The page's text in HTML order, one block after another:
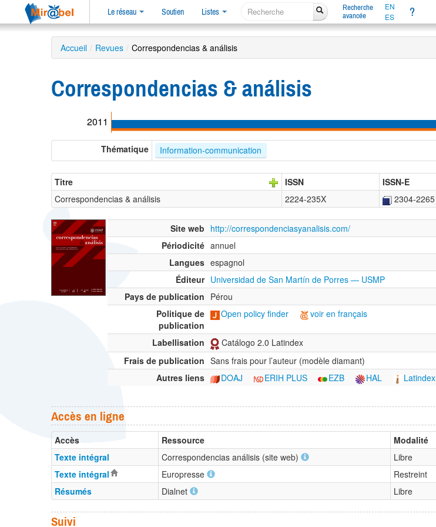
Le réseau Soutien Listes
Recherche
avancée
EN
ES
?
Accueil / Revues / Correspondencias & análisis
Correspondencias & análisis
2011
Thématique Information-communication
Titre ISSN ISSN-E
Correspondencias & análisis
2224-235X 2304-2265
Site web http://correspondenciasyanalisis.com/
Périodicité annuel
Langues espagnol
Éditeur Universidad de San Martín de Porres — USMP
Pays de publication Pérou
Politique de
publication
Open policy finder voir en français
Labellisation
Catálogo 2.0 Latindex
Frais de publication Sans frais pour l’auteur (modèle diamant)
Autres liens
DOAJ ERIH PLUS EZB HAL Latindex
Accès en ligne
Accès Ressource Modalité
Texte intégral
Correspondencias análisis (site web) Libre
Texte intégral
Europresse Restreint
Résumés
Dialnet Libre
Suivi